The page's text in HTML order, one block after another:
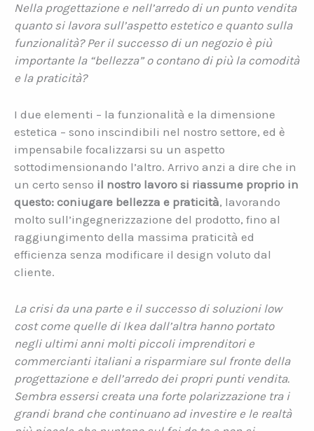
Nella progettazione e nell’arredo di un punto vendita
quanto si lavora sull’aspetto estetico e quanto sulla
funzionalità? Per il successo di un negozio è più
importante la “bellezza” o contano di più la comodità
e la praticità?
I due elementi – la funzionalità e la dimensione
estetica – sono inscindibili nel nostro settore, ed è
impensabile focalizzarsi su un aspetto
sottodimensionando l’altro. Arrivo anzi a dire che in
un certo senso il nostro lavoro si riassume proprio in
questo: coniugare bellezza e praticità, lavorando
molto sull’ingegnerizzazione del prodotto, fino al
raggiungimento della massima praticità ed
efficienza senza modificare il design voluto dal
cliente.
La crisi da una parte e il successo di soluzioni low
cost come quelle di Ikea dall’altra hanno portato
negli ultimi anni molti piccoli imprenditori e
commercianti italiani a risparmiare sul fronte della
progettazione e dell’arredo dei propri punti vendita.
Sembra essersi creata una forte polarizzazione tra i
grandi brand che continuano ad investire e le realtà